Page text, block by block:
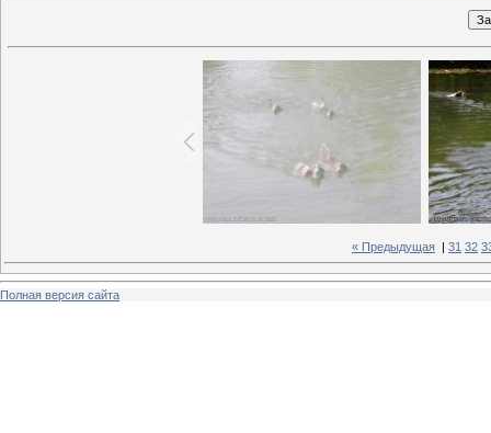
« Предыдущая | 31 32
Полная версия сайта